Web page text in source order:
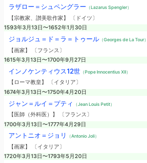
ラザロー＝シュペングラー （Lazarus Spengler）
【宗教家、讃美歌作家】 〔ドイツ〕
1593年3月13日〜1652年1月30日
ジョルジュ＝ド＝ラ＝トゥール（Georges de La Tour）
【画家】 〔フランス〕
1615年3月13日〜1700年9月27日
インノケンティウス12世（Pope Innocentius XII）
【ローマ教皇】 〔イタリア〕
1674年3月13日〜1750年4月20日
ジャン＝ルイ＝プティ （Jean Louis Petit）
【医師（外科医）】 〔フランス〕
1700年3月13日〜1777年4月29日
アントニオ＝ジョリ （Antonio Joli）
【画家】 〔イタリア〕
1720年3月13日〜1793年5月20日